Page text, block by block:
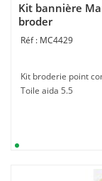
Kit bannière
broder
MC4429
Kit broderie point
Toile aida 5.5